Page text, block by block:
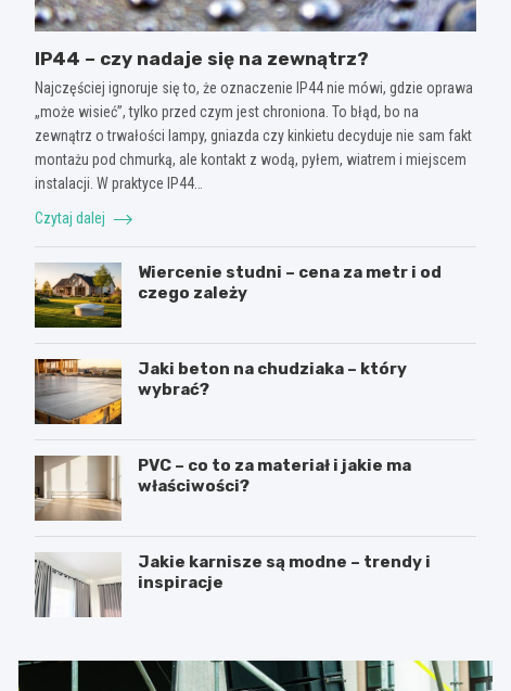
IP44 – czy nadaje się na zewnątrz?
Najczęściej ignoruje się to, że oznaczenie IP44 nie mówi, gdzie oprawa
„może wisieć”, tylko przed czym jest chroniona. To błąd, bo na
zewnątrz o trwałości lampy, gniazda czy kinkietu decyduje nie sam fakt
montażu pod chmurką, ale kontakt z wodą, pyłem, wiatrem i miejscem
instalacji. W praktyce IP44…
Czytaj dalej
Wiercenie studni – cena za metr i od
czego zależy
Jaki beton na chudziaka – który
wybrać?
PVC – co to za materiał i jakie ma
właściwości?
Jakie karnisze są modne – trendy i
inspiracje